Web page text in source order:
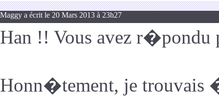
Maggy a écrit le 20 Mars 2013 à 23h27
Han !! Vous avez
Honn�tement, je trouvais